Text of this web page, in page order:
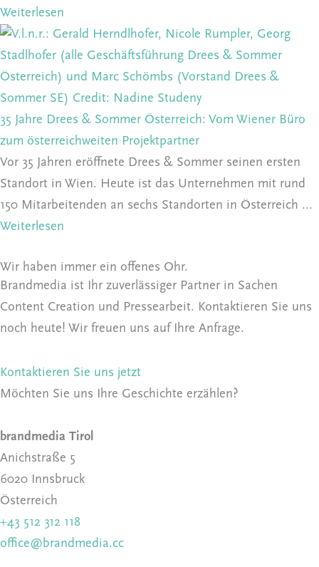
Weiterlesen
35 Jahre Drees & Sommer Österreich: Vom Wiener Büro
zum österreichweiten Projektpartner
Vor 35 Jahren eröffnete Drees & Sommer seinen ersten
Standort in Wien. Heute ist das Unternehmen mit rund
150 Mitarbeitenden an sechs Standorten in Österreich ...
Weiterlesen
Wir haben immer ein offenes Ohr.
Brandmedia ist Ihr zuverlässiger Partner in Sachen
Content Creation und Pressearbeit. Kontaktieren Sie uns
noch heute! Wir freuen uns auf Ihre Anfrage.
Kontaktieren Sie uns jetzt
Möchten Sie uns Ihre Geschichte erzählen?
brandmedia Tirol
Anichstraße 5
6020 Innsbruck
Österreich
+43 512 312 118
office@brandmedia.cc